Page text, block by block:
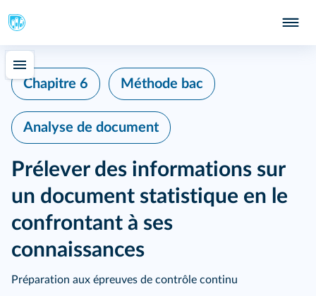
Chapitre 6 Méthode bac
Analyse de document
Prélever des informations sur
un document statistique en le
confrontant à ses
connaissances
Préparation aux épreuves de contrôle continu